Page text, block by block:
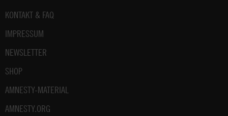
Fußbereich
KONTAKT & FAQ
IMPRESSUM
NEWSLETTER
SHOP
AMNESTY-MATERIAL
AMNESTY.ORG